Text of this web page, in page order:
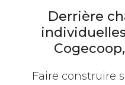
Derrière
Faire construire